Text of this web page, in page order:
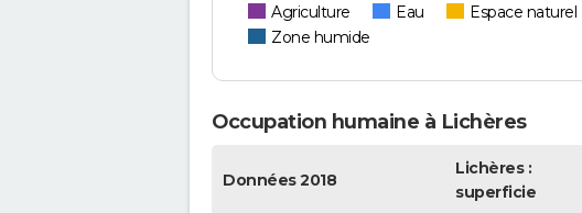
Agriculture Eau Espace naturel
Zone humide
Occupation humaine à Lichères
Données 2018
Lichères :
superficie